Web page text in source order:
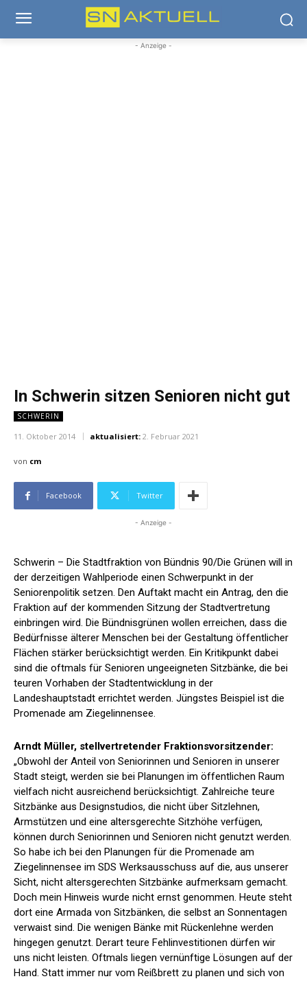
- Anzeige -
In Schwerin sitzen Senioren nicht gut
SCHWERIN
11. Oktober 2014 aktualisiert: 2. Februar 2021
von cm
Facebook Twitter
- Anzeige -
Schwerin – Die Stadtfraktion von Bündnis 90/Die Grünen will in
der derzeitigen Wahlperiode einen Schwerpunkt in der
Seniorenpolitik setzen. Den Auftakt macht ein Antrag, den die
Fraktion auf der kommenden Sitzung der Stadtvertretung
einbringen wird. Die Bündnisgrünen wollen erreichen, dass die
Bedürfnisse älterer Menschen bei der Gestaltung öffentlicher
Flächen stärker berücksichtigt werden. Ein Kritikpunkt dabei
sind die oftmals für Senioren ungeeigneten Sitzbänke, die bei
teuren Vorhaben der Stadtentwicklung in der
Landeshauptstadt errichtet werden. Jüngstes Beispiel ist die
Promenade am Ziegelinnensee.
Arndt Müller, stellvertretender Fraktionsvorsitzender:
„Obwohl der Anteil von Seniorinnen und Senioren in unserer
Stadt steigt, werden sie bei Planungen im öffentlichen Raum
vielfach nicht ausreichend berücksichtigt. Zahlreiche teure
Sitzbänke aus Designstudios, die nicht über Sitzlehnen,
Armstützen und eine altersgerechte Sitzhöhe verfügen,
können durch Seniorinnen und Senioren nicht genutzt werden.
So habe ich bei den Planungen für die Promenade am
Ziegelinnensee im SDS Werksausschuss auf die, aus unserer
Sicht, nicht altersgerechten Sitzbänke aufmerksam gemacht.
Doch mein Hinweis wurde nicht ernst genommen. Heute steht
dort eine Armada von Sitzbänken, die selbst an Sonnentagen
verwaist sind. Die wenigen Bänke mit Rückenlehne werden
hingegen genutzt. Derart teure Fehlinvestitionen dürfen wir
uns nicht leisten. Oftmals liegen vernünftige Lösungen auf der
Hand. Statt immer nur vom Reißbrett zu planen und sich von